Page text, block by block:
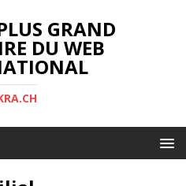
GRAND
DU WEB